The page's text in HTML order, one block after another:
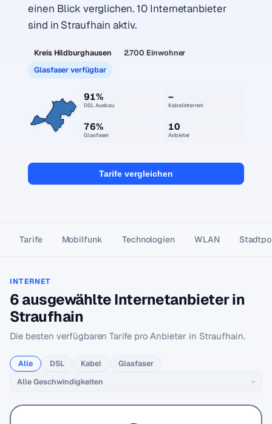
einen Blick verglichen. 10 Internetanbieter
sind in Straufhain aktiv.
Kreis Hildburghausen
2.700 Einwohner
Glasfaser verfügbar
91%
DSL Ausbau
–
Kabelinternet
76%
Glasfaser
10
Anbieter
Tarife vergleichen
Tarife Mobilfunk Technologien WLAN
INTERNET
6 ausgewählte Internetanbieter in
Straufhain
Die besten verfügbaren Tarife pro Anbieter in Straufhain.
Alle DSL Kabel Glasfaser